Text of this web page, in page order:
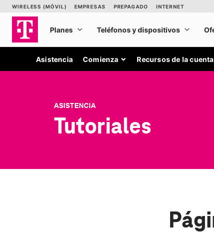
Asistencia Comienza Recursos de la cuenta
ASISTENCIA
Tutoriales